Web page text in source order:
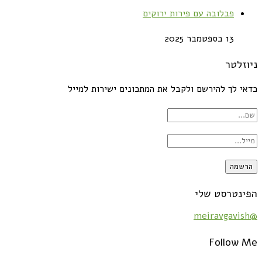
פבלובה עם פירות ירוקים
13 בספטמבר 2025
ניוזלטר
כדאי לך להירשם ולקבל את המתכונים ישירות למייל
הפינטרסט שלי
@meiravgavish
Follow Me